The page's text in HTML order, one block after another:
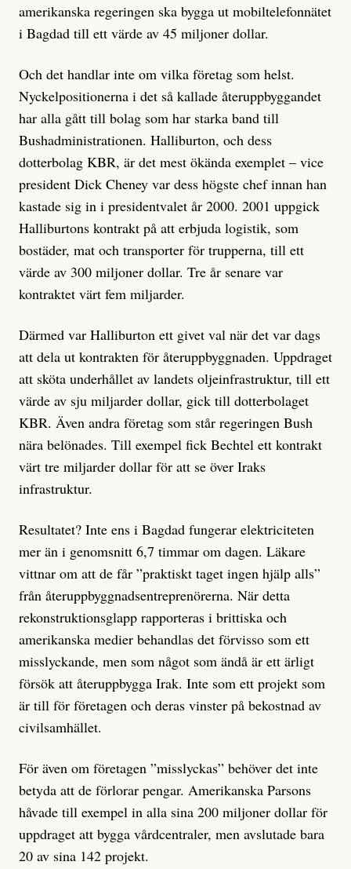
amerikanska regeringen ska bygga ut mobiltelefonnätet
i Bagdad till ett värde av 45 miljoner dollar.
Och det handlar inte om vilka företag som helst.
Nyckelpositionerna i det så kallade återuppbyggandet
har alla gått till bolag som har starka band till
Bushadministrationen. Halliburton, och dess
dotterbolag KBR, är det mest ökända exemplet – vice
president Dick Cheney var dess högste chef innan han
kastade sig in i presidentvalet år 2000. 2001 uppgick
Halliburtons kontrakt på att erbjuda logistik, som
bostäder, mat och transporter för trupperna, till ett
värde av 300 miljoner dollar. Tre år senare var
kontraktet värt fem miljarder.
Därmed var Halliburton ett givet val när det var dags
att dela ut kontrakten för återuppbyggnaden. Uppdraget
att sköta underhållet av landets oljeinfrastruktur, till ett
värde av sju miljarder dollar, gick till dotterbolaget
KBR. Även andra företag som står regeringen Bush
nära belönades. Till exempel fick Bechtel ett kontrakt
värt tre miljarder dollar för att se över Iraks
infrastruktur.
Resultatet? Inte ens i Bagdad fungerar elektriciteten
mer än i genomsnitt 6,7 timmar om dagen. Läkare
vittnar om att de får ”praktiskt taget ingen hjälp alls”
från återuppbyggnadsentreprenörerna. När detta
rekonstruktionsglapp rapporteras i brittiska och
amerikanska medier behandlas det förvisso som ett
misslyckande, men som något som ändå är ett ärligt
försök att återuppbygga Irak. Inte som ett projekt som
är till för företagen och deras vinster på bekostnad av
civilsamhället.
För även om företagen ”misslyckas” behöver det inte
betyda att de förlorar pengar. Amerikanska Parsons
håvade till exempel in alla sina 200 miljoner dollar för
uppdraget att bygga vårdcentraler, men avslutade bara
20 av sina 142 projekt.